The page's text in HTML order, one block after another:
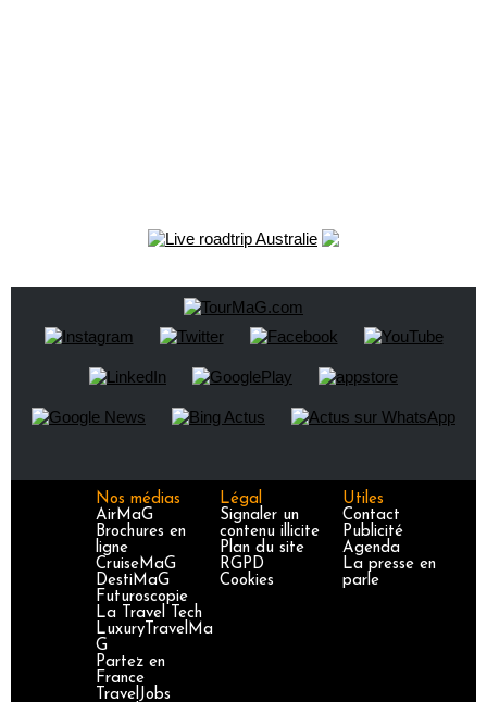
Nos médias
AirMaG
Brochures en
ligne
CruiseMaG
DestiMaG
Futuroscopie
La Travel Tech
LuxuryTravelMa
G
Partez en
France
TravelJobs
Légal
Signaler un
contenu illicite
Plan du site
RGPD
Cookies
Utiles
Contact
Publicité
Agenda
La presse en
parle